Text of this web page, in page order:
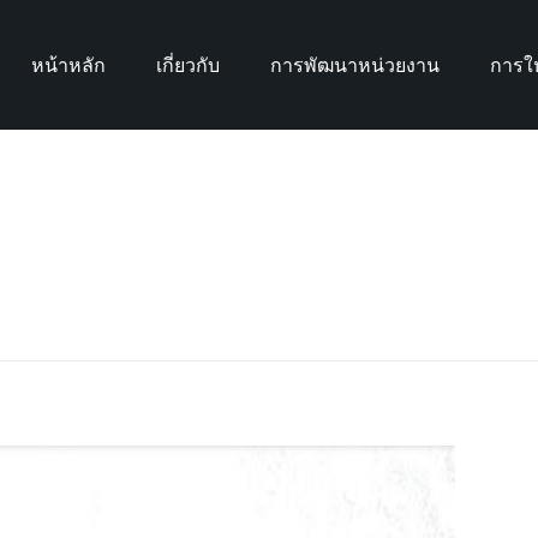
หน้าหลัก เกี่ยวกับ การพัฒนาหน่วยงาน การ